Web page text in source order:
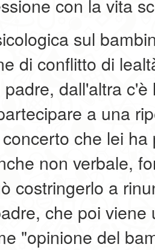
con la vita
sul
di conflitto di
dall'altra
a una
che lei
non verbale,
costringerlo a
che poi
"opinione del